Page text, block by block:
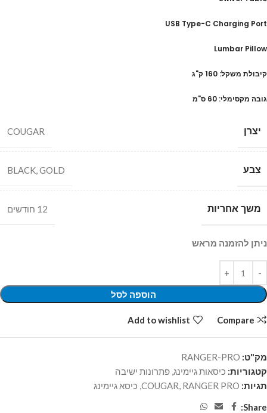
USB Type-C Charging Port
Lumbar Pillow
קיבולת משקל: 160 ק"ג
גובה מקסימלי: 60 ס"מ
יצרן COUGAR
צבע BLACK,GOLD
משך אחריות 12 חודשים
ניתן להזמנה מראש
הוספה לסל
Compare
Add to wishlist
מק"ט: RANGER-PRO
קטגוריות: כיסאות גיימינג, פתרונות ישיבה
תגיות:
COUGAR, RANGER PRO
, כיסא גיימינג
Share: